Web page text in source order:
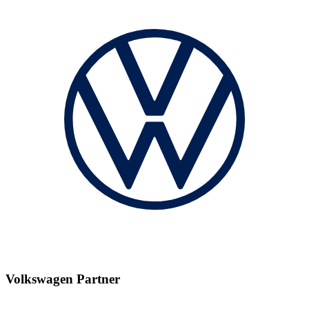
Volkswagen Partner